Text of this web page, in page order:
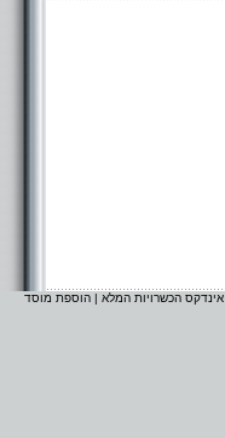
אינדקס הכשרויות המלא | הוספת מוסד